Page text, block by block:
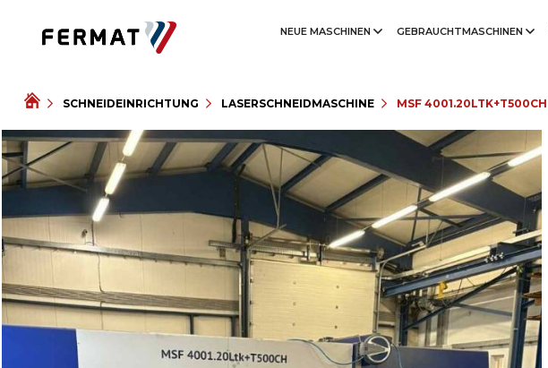
NEUE MASCHINEN GEBRAUCHTMASCHINEN
SCHNEIDEINRICHTUNG LASERSCHNEIDMASCHINE MSF 4001.20LTK+T500CH